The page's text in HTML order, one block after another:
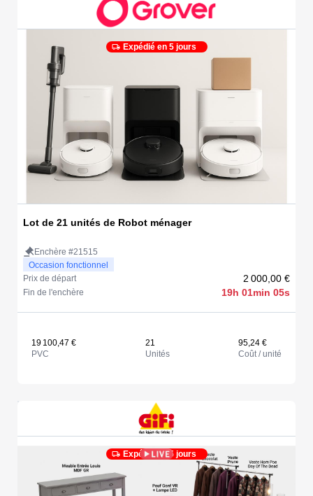
Expédié en 5 jours
Lot de 21 unités de Robot ménager
Enchère #21515
Occasion fonctionnel
Prix de départ
2 000,00 €
Fin de l'enchère 19h 01min 05s
19 100,47 €
PVC
21
Unités
95,24 €
Coût / unité
Expédié en 5 jours